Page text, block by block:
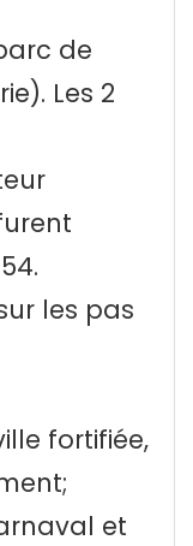
de
Les 2
les pas
fortifiée,
et